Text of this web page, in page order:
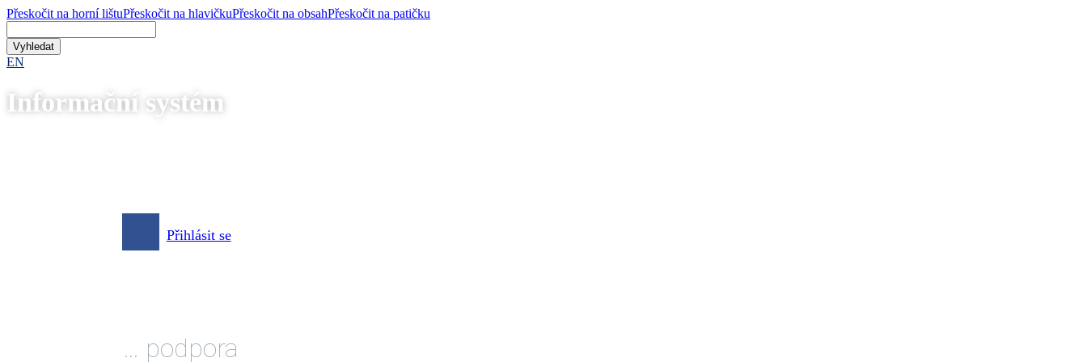
Přeskočit na horní lištuPřeskočit na hlavičkuPřeskočit na obsahPřeskočit na patičku
EN
Informační systém
Přihlásit se
… podpora